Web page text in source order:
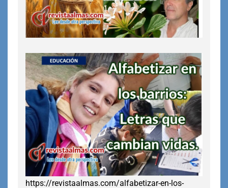
https://revistaalmas.com/alfabetizar-en-los-